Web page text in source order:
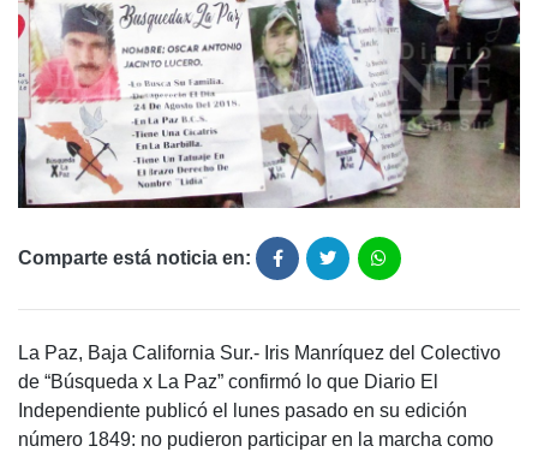
Comparte está noticia en:
La Paz, Baja California Sur.- Iris Manríquez del Colectivo
de “Búsqueda x La Paz” confirmó lo que Diario El
Independiente publicó el lunes pasado en su edición
número 1849: no pudieron participar en la marcha como